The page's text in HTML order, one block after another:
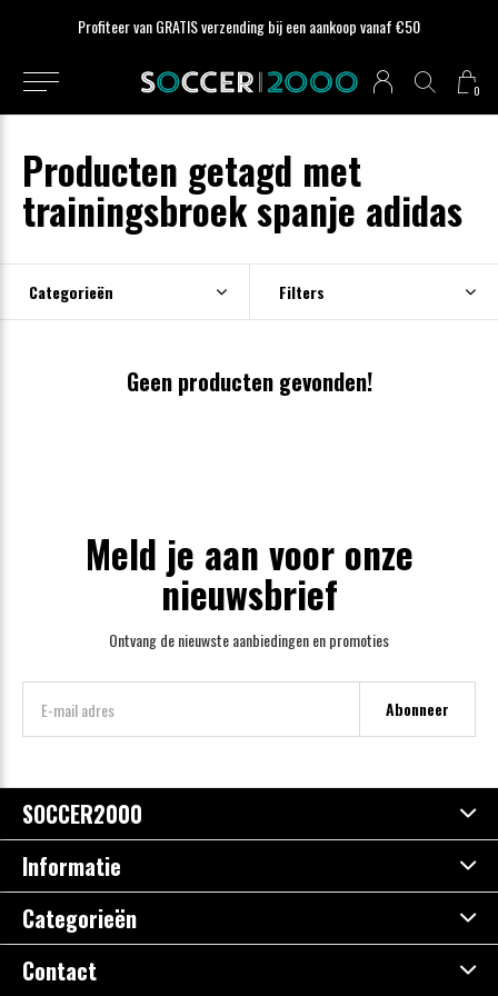
0
Profiteer van GRATIS verzending bij een aankoop vanaf €50
Producten getagd met
trainingsbroek spanje adidas
Categorieën Filters
Geen producten gevonden!
Meld je aan voor onze
nieuwsbrief
Ontvang de nieuwste aanbiedingen en promoties
Abonneer
SOCCER2000
Informatie
Categorieën
Contact